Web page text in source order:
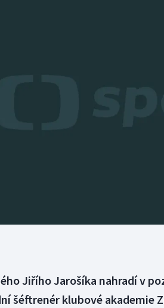
Jiřího Jarošíka nahradí v
šéftrenér klubové akademie